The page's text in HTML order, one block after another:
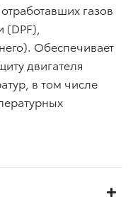
газов
Обеспечивает
двигателя
в том числе